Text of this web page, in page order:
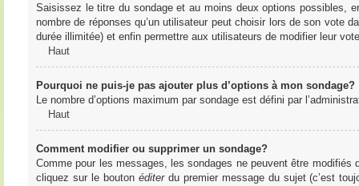
Saisissez le titre du sondage et au moins deux options possibles,
nombre de réponses qu’un utilisateur peut choisir lors de son vote
durée illimitée) et enfin permettre aux utilisateurs de modifier leur
Haut
Pourquoi ne puis-je pas ajouter plus d’options à mon sondage?
Le nombre d’options maximum par sondage est défini par
Haut
Comment modifier ou supprimer un sondage?
Comme pour les messages, les sondages ne peuvent être modifiés
cliquez sur le bouton éditerdu premier message du sujet (c’est